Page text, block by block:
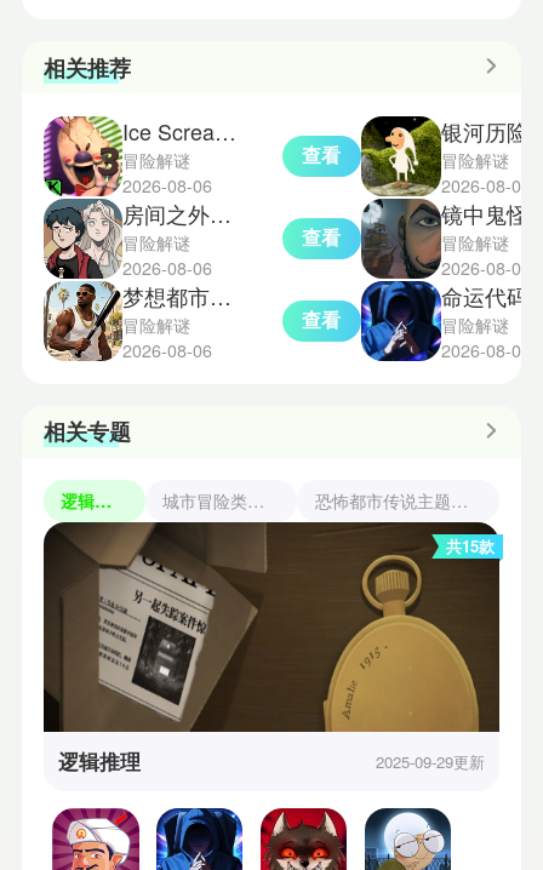
相关推荐
Ice Scream3中文版
冒险解谜
2026-08-06
查看
房间之外汉化版
冒险解谜
2026-08-06
查看
梦想都市星球2.1.2版本
冒险解谜
2026-08-06
查看
冒险解谜
2026-08-06
冒险解谜
2026-08-05
冒险解谜
2026-08-05
相关专题
逻辑推理 城市冒险类游戏 恐怖都市传说主题手游
共15款
逻辑推理 2025-09-29更新